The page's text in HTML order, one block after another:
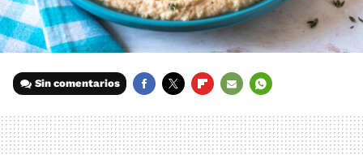
Sin comentarios
MAIL